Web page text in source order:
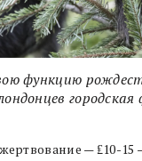
функцию
городская
— ₤10-15